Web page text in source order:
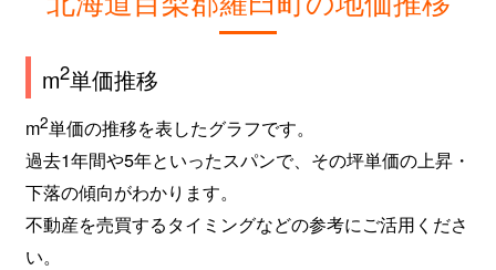
m2単価推移
m2単価の推移を表したグラフです。
過去1年間や5年といったスパンで、その坪単価の上昇・
下落の傾向がわかります。
不動産を売買するタイミングなどの参考にご活用くださ
い。